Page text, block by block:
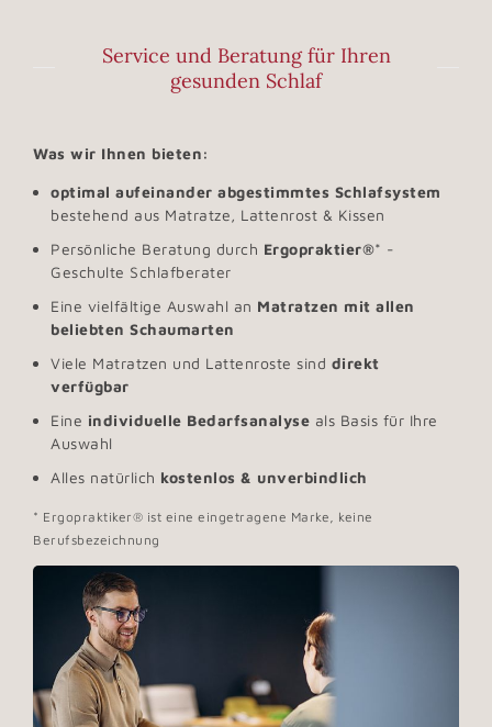
Service und Beratung für Ihren
gesunden Schlaf
Was wir Ihnen bieten:
optimal aufeinander abgestimmtes Schlafsystem
bestehend aus Matratze, Lattenrost & Kissen
Persönliche Beratung durch Ergopraktier®* -
Geschulte Schlafberater
Eine vielfältige Auswahl an Matratzen mit allen
beliebten Schaumarten
Viele Matratzen und Lattenroste sind direkt
verfügbar
Eine individuelle Bedarfsanalyse als Basis für Ihre
Auswahl
Alles natürlich kostenlos & unverbindlich
* Ergopraktiker® ist eine eingetragene Marke, keine
Berufsbezeichnung